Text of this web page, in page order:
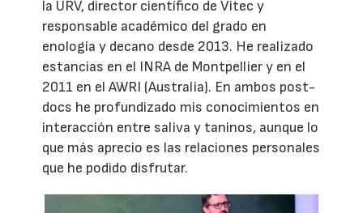
la URV, director científico de Vitec y
responsable académico del grado en
enología y decano desde 2013. He realizado
estancias en el INRA de Montpellier y en el
2011 en el AWRI (Australia). En ambos post-
docs he profundizado mis conocimientos en
interacción entre saliva y taninos, aunque lo
que más aprecio es las relaciones personales
que he podido disfrutar.